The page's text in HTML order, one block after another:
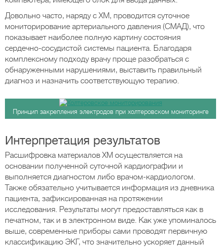
Довольно часто, наряду с ХМ, проводится суточное
мониторирование артериального давления (СМАД), что
показывает наиболее полную картину состояния
сердечно-сосудистой системы пациента. Благодаря
комплексному подходу врачу проще разобраться с
обнаруженными нарушениями, выставить правильный
диагноз и назначить соответствующую терапию.
Принцип закрепления электродов при холтеровском мониторинге
Интерпретация результатов
Расшифровка материалов ХМ осуществляется на
основании полученной суточной кардиографии и
выполняется диагностом либо врачом-кардиологом.
Также обязательно учитывается информация из дневника
пациента, зафиксированная на протяжении
исследования. Результаты могут предоставляться как в
печатном, так и в электронном виде. Как уже упоминалось
выше, современные приборы сами проводят первичную
классификацию ЭКГ, что значительно ускоряет данный